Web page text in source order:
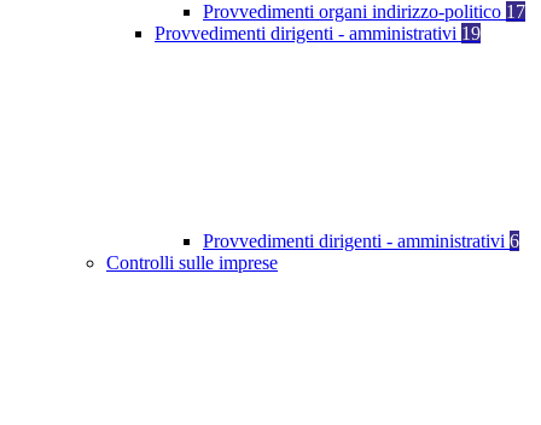
Provvedimenti organi indirizzo-politico 17
Provvedimenti dirigenti - amministrativi 19
Provvedimenti dirigenti - amministrativi 6
Controlli sulle imprese